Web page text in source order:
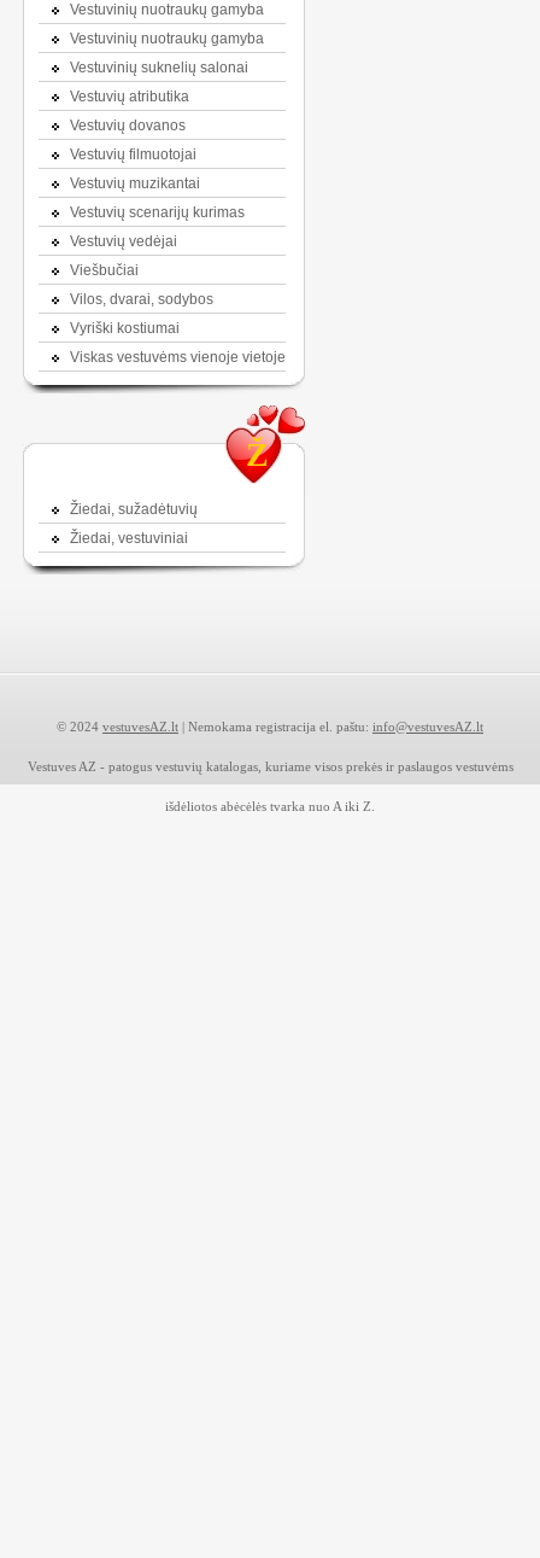
Vestuvinių nuotraukų gamyba
Vestuvinių nuotraukų gamyba
Vestuvinių suknelių salonai
Vestuvių atributika
Vestuvių dovanos
Vestuvių filmuotojai
Vestuvių muzikantai
Vestuvių scenarijų kurimas
Vestuvių vedėjai
Viešbučiai
Vilos, dvarai, sodybos
Vyriški kostiumai
Viskas vestuvėms vienoje vietoje
Ž
Žiedai, sužadėtuvių
Žiedai, vestuviniai
© 2024 vestuvesAZ.lt | Nemokama registracija el. paštu: info@vestuvesAZ.lt
Vestuves AZ - patogus vestuvių katalogas, kuriame visos prekės ir paslaugos vestuvėms
išdėliotos abėcėlės tvarka nuo A iki Z.